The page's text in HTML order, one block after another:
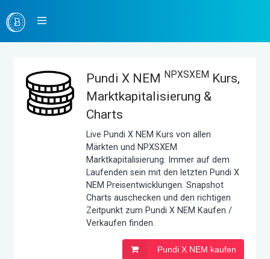
Pundi X NEM NPXSXEM Kurs,
Marktkapitalisierung &
Charts
Live Pundi X NEM Kurs von allen
Märkten und NPXSXEM
Marktkapitalisierung. Immer auf dem
Laufenden sein mit den letzten Pundi X
NEM Preisentwicklungen. Snapshot
Charts auschecken und den richtigen
Zeitpunkt zum Pundi X NEM Kaufen /
Verkaufen finden.
Pundi X NEM kaufen